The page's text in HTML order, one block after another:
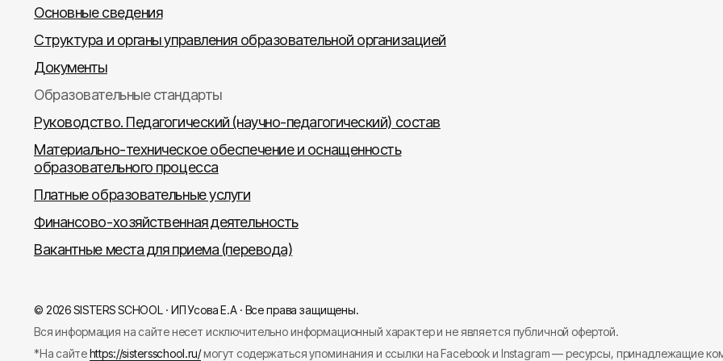
Основные сведения
Структура и органы управления образовательной организацией
Документы
Образовательные стандарты
Руководство. Педагогический (научно-педагогический) состав
Материально-техническое обеспечение и оснащенность
образовательного процесса
Платные образовательные услуги
Финансово-хозяйственная деятельность
Вакантные места для приема (перевода)
© 2026 SISTERS SCHOOL · ИП Усова Е.А · Все права защищены.
Вся информация на сайте несет исключительно информационный характер и не является публичной офертой.
*На сайтеhttps://sistersschool.ru/могут содержаться упоминания и ссылки на Facebook и Instagram — ресурсы, принадлежащие